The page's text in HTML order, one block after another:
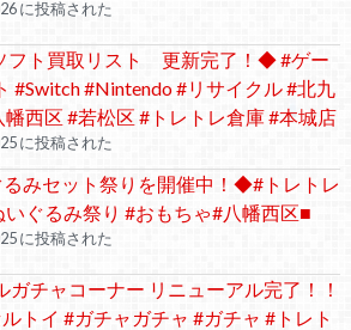
に投稿された
フト買取リスト 更新完了！◆ #ゲー
#Switch #Nintendo #リサイクル #北九
幡西区 #若松区 #トレトレ倉庫 #本城店
に投稿された
みセット祭りを開催中！◆#トレトレ
いぐるみ祭り #おもちゃ#八幡西区■
に投稿された
ガチャコーナー リニューアル完了！！
トイ #ガチャガチャ #ガチャ #トレト